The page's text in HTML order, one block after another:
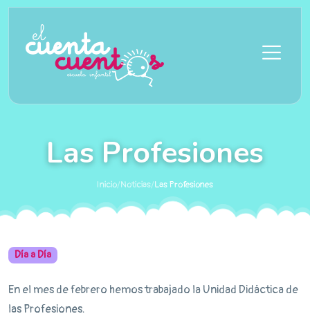
Saltar al contenido principal
Las Profesiones
Inicio/Noticias/Las Profesiones
Día a Día
En el mes de febrero hemos trabajado la Unidad Didáctica de
las Profesiones.